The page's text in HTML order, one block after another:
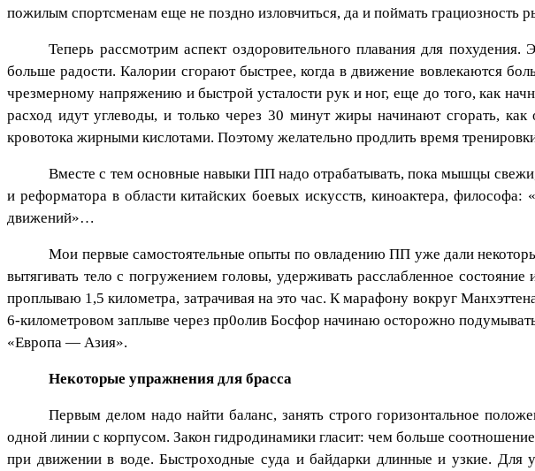
пожилым спортсменам еще не поздно изловчиться, да и поймать грациозность
Теперь рассмотрим аспект оздоровительного плавания для
больше радости. Калории сгорают быстрее, когда в движение вовлекаются
чрезмерному напряжению и быстрой усталости рук и ног, еще до того, как
расход идут углеводы, и только через 30 минут жиры начинают сгорать,
кровотока жирными кислотами. Поэтому желательно продлить время
Вместе с тем основные навыки ПП надо отрабатывать, пока мышцы
и реформатора в области китайских боевых искусств, киноактера,
движений»…
Мои первые самостоятельные опыты по овладению ПП уже дали
вытягивать тело с погружением головы, удерживать расслабленное
проплываю 1,5 километра, затрачивая на это час. К марафону вокруг
6-километровом заплыве через пр0олив Босфор начинаю осторожно
«Европа — Азия».
Некоторые упражнения для брасса
Первым делом надо найти баланс, занять строго горизонтальное
одной линии с корпусом. Закон гидродинамики гласит: чем больше
при движении в воде. Быстроходные суда и байдарки длинные и узкие. Для